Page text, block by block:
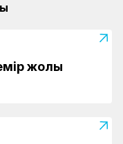
жолы